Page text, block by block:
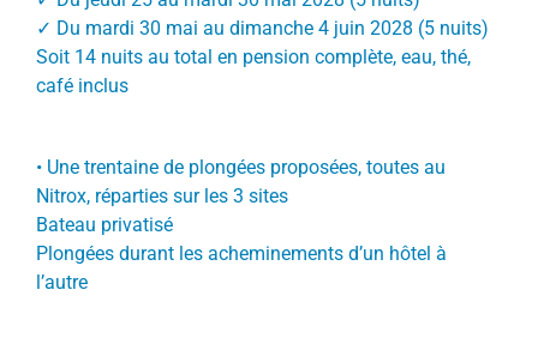
✓ Du mardi 30 mai au dimanche 4 juin 2028 (5 nuits)
Soit 14 nuits au total en pension complète, eau, thé,
café inclus
• Une trentaine de plongées proposées, toutes au
Nitrox, réparties sur les 3 sites
Bateau privatisé
Plongées durant les acheminements d’un hôtel à
l’autre